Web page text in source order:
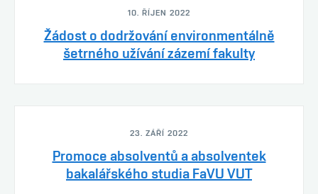
10. ŘÍJEN 2022
Žádost o dodržování environmentálně
šetrného užívání zázemí fakulty
23. ZÁŘÍ 2022
Promoce absolventů a absolventek
bakalářského studia FaVU VUT